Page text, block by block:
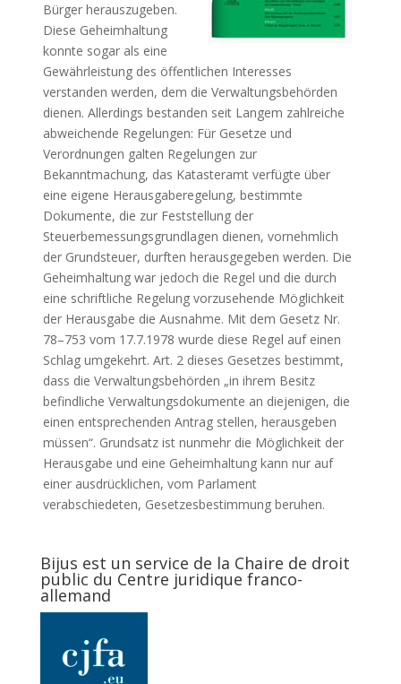
Bürger herauszugeben.
Diese Geheimhaltung
konnte sogar als eine
Gewährleistung des öffentlichen Interesses
verstanden werden, dem die Verwaltungsbehörden
dienen. Allerdings bestanden seit Langem zahlreiche
abweichende Regelungen: Für Gesetze und
Verordnungen galten Regelungen zur
Bekanntmachung, das Katasteramt verfügte über
eine eigene Herausgaberegelung, bestimmte
Dokumente, die zur Feststellung der
Steuerbemessungsgrundlagen dienen, vornehmlich
der Grundsteuer, durften herausgegeben werden. Die
Geheimhaltung war jedoch die Regel und die durch
eine schriftliche Regelung vorzusehende Möglichkeit
der Herausgabe die Ausnahme. Mit dem Gesetz Nr.
78–753 vom 17.7.1978 wurde diese Regel auf einen
Schlag umgekehrt. Art. 2 dieses Gesetzes bestimmt,
dass die Verwaltungsbehörden „in ihrem Besitz
befindliche Verwaltungsdokumente an diejenigen, die
einen entsprechenden Antrag stellen, herausgeben
müssen“. Grundsatz ist nunmehr die Möglichkeit der
Herausgabe und eine Geheimhaltung kann nur auf
einer ausdrücklichen, vom Parlament
verabschiedeten, Gesetzesbestimmung beruhen.
Bijus est un service de la Chaire de droit
public du Centre juridique franco-
allemand